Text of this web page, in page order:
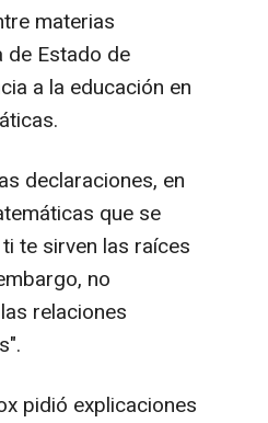
materias
de Estado de
a la educación en
declaraciones, en
que se
te sirven las raíces
no
relaciones
pidió explicaciones